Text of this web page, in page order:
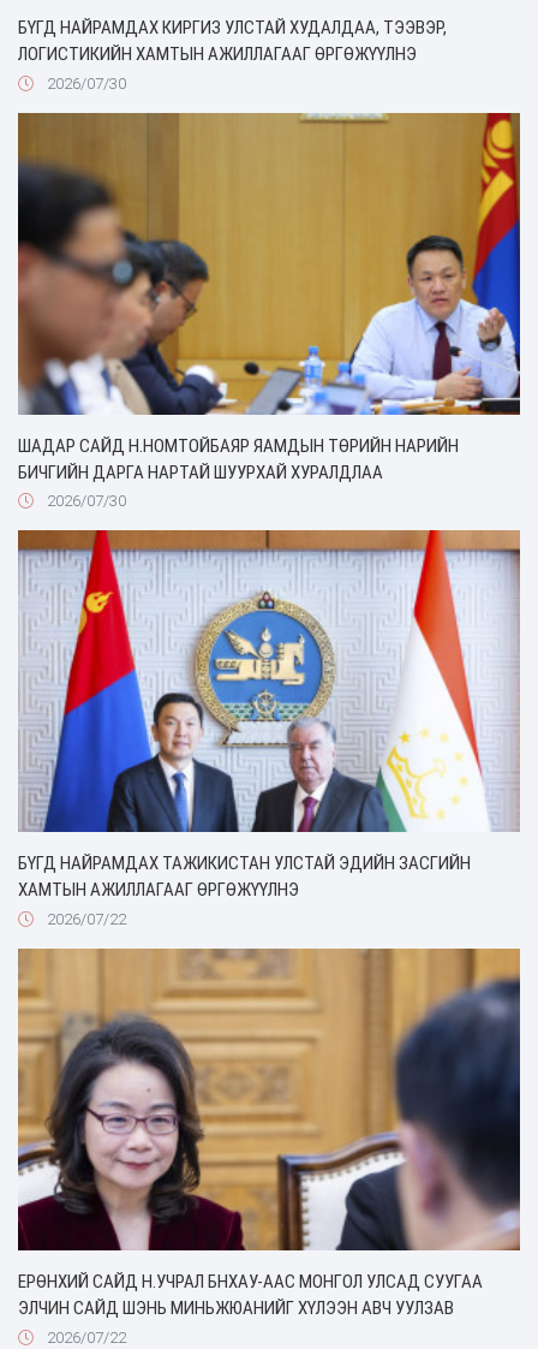
БҮГД НАЙРАМДАХ КИРГИЗ УЛСТАЙ ХУДАЛДАА, ТЭЭВЭР,
ЛОГИСТИКИЙН ХАМТЫН АЖИЛЛАГААГ ӨРГӨЖҮҮЛНЭ
2026/07/30
ШАДАР САЙД Н.НОМТОЙБАЯР ЯАМДЫН ТӨРИЙН НАРИЙН
БИЧГИЙН ДАРГА НАРТАЙ ШУУРХАЙ ХУРАЛДЛАА
2026/07/30
БҮГД НАЙРАМДАХ ТАЖИКИСТАН УЛСТАЙ ЭДИЙН ЗАСГИЙН
ХАМТЫН АЖИЛЛАГААГ ӨРГӨЖҮҮЛНЭ
2026/07/22
ЕРӨНХИЙ САЙД Н.УЧРАЛ БНХАУ-ААС МОНГОЛ УЛСАД СУУГАА
ЭЛЧИН САЙД ШЭНЬ МИНЬЖЮАНИЙГ ХҮЛЭЭН АВЧ УУЛЗАВ
2026/07/22